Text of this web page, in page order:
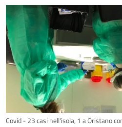
Covid - 23 casi nell'isola, 1 a Oristano